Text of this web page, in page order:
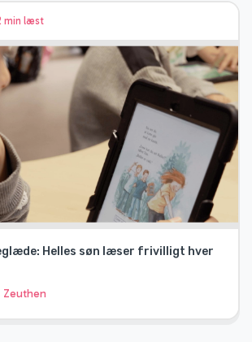
min læst
Helles søn læser frivilligt hver
Zeuthen